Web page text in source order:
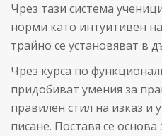
Чрез тази система
норми като интуитивен
трайно се установяват в
Чрез курса по
придобиват умения за
правилен стил на изказ и
писане. Поставя се